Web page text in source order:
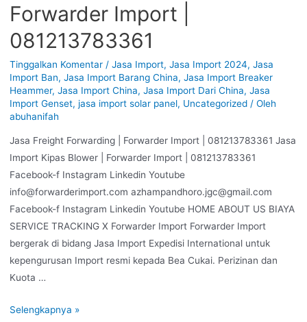
Forwarder Import |
081213783361
Tinggalkan Komentar / Jasa Import, Jasa Import 2024, Jasa
Import Ban, Jasa Import Barang China, Jasa Import Breaker
Heammer, Jasa Import China, Jasa Import Dari China, Jasa
Import Genset, jasa import solar panel, Uncategorized/ Oleh
abuhanifah
Jasa Freight Forwarding | Forwarder Import | 081213783361 Jasa
Import Kipas Blower | Forwarder Import | 081213783361
Facebook-f Instagram Linkedin Youtube
info@forwarderimport.com azhampandhoro.jgc@gmail.com
Facebook-f Instagram Linkedin Youtube HOME ABOUT US BIAYA
SERVICE TRACKING X Forwarder Import Forwarder Import
bergerak di bidang Jasa Import Expedisi International untuk
kepengurusan Import resmi kepada Bea Cukai. Perizinan dan
Kuota …
Selengkapnya »